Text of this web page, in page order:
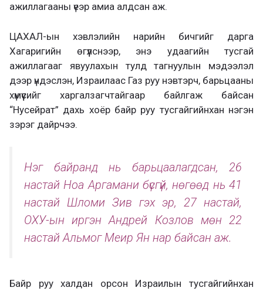
ажиллагааны үеэр амиа алдсан аж.
ЦАХАЛ-ын хэвлэлийн нарийн бичгийг дарга
Хагаригийн өгүүлснээр, энэ удаагийн тусгай
ажиллагааг явуулахын тулд тагнуулын мэдээлэл
дээр үндэслэн, Израилаас Газ руу нэвтэрч, барьцааны
хүмүүсийг харгалзагчтайгаар байлгаж байсан
“Нусейрат” дахь хоёр байр руу тусгайгийнхан нэгэн
зэрэг дайрчээ.
Нэг байранд нь барьцаалагдсан, 26
настай Ноа Аргамани бүсгүй, нөгөөд нь 41
настай Шломи Зив гэх эр, 27 настай,
ОХУ-ын иргэн Андрей Козлов мөн 22
настай Альмог Меир Ян нар байсан аж.
Байр руу халдан орсон Израилын тусгайгийнхан